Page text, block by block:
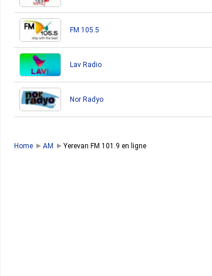
FM 105.5
Lav Radio
Nor Radyo
Home AM Yerevan FM 101.9 en ligne